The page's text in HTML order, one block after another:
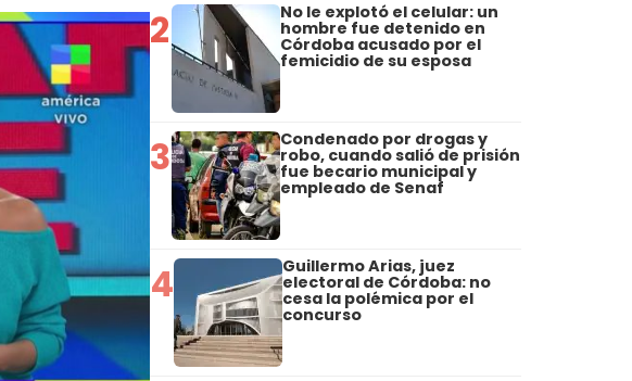
2 No le explotó el celular: un
hombre fue detenido en
Córdoba acusado por el
femicidio de su esposa
3 Condenado por drogas y
robo, cuando salió de prisión
fue becario municipal y
empleado de Senaf
4 Guillermo Arias, juez
electoral de Córdoba: no
cesa la polémica por el
concurso